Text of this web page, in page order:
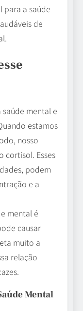
para a saúde
de
mental e
estamos
nosso
cortisol. Esses
podem
e a
mental é
causar
muito a
relação
Mental